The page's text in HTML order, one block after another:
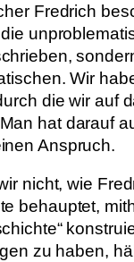
Fredrich
Wir
die wir auf
hat darauf
Anspruch.
nicht, wie
behauptet,
zu haben,